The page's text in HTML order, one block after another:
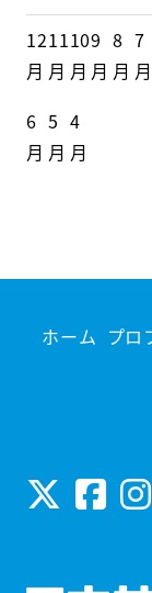
12
月
11
月
10
月
9
月
8
月
7
月
6
月
5
月
4
月
ホーム プロ